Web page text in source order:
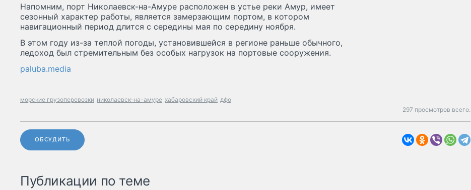
Напомним, порт Николаевск-на-Амуре расположен в устье реки Амур, имеет
сезонный характер работы, является замерзающим портом, в котором
навигационный период длится с середины мая по середину ноября.
В этом году из-за теплой погоды, установившейся в регионе раньше обычного,
ледоход был стремительным без особых нагрузок на портовые сооружения.
paluba.media
морские грузоперевозки николаевск-на-амуре хабаровский край дфо
297 просмотров всего.
ОБСУДИТЬ
Публикации по теме